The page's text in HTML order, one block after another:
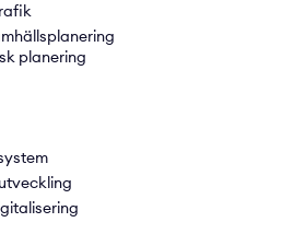
planering